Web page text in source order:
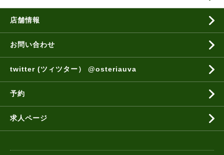
店舗情報
お問い合わせ
twitter (ツィツター） @osteriauva
予約
求人ページ